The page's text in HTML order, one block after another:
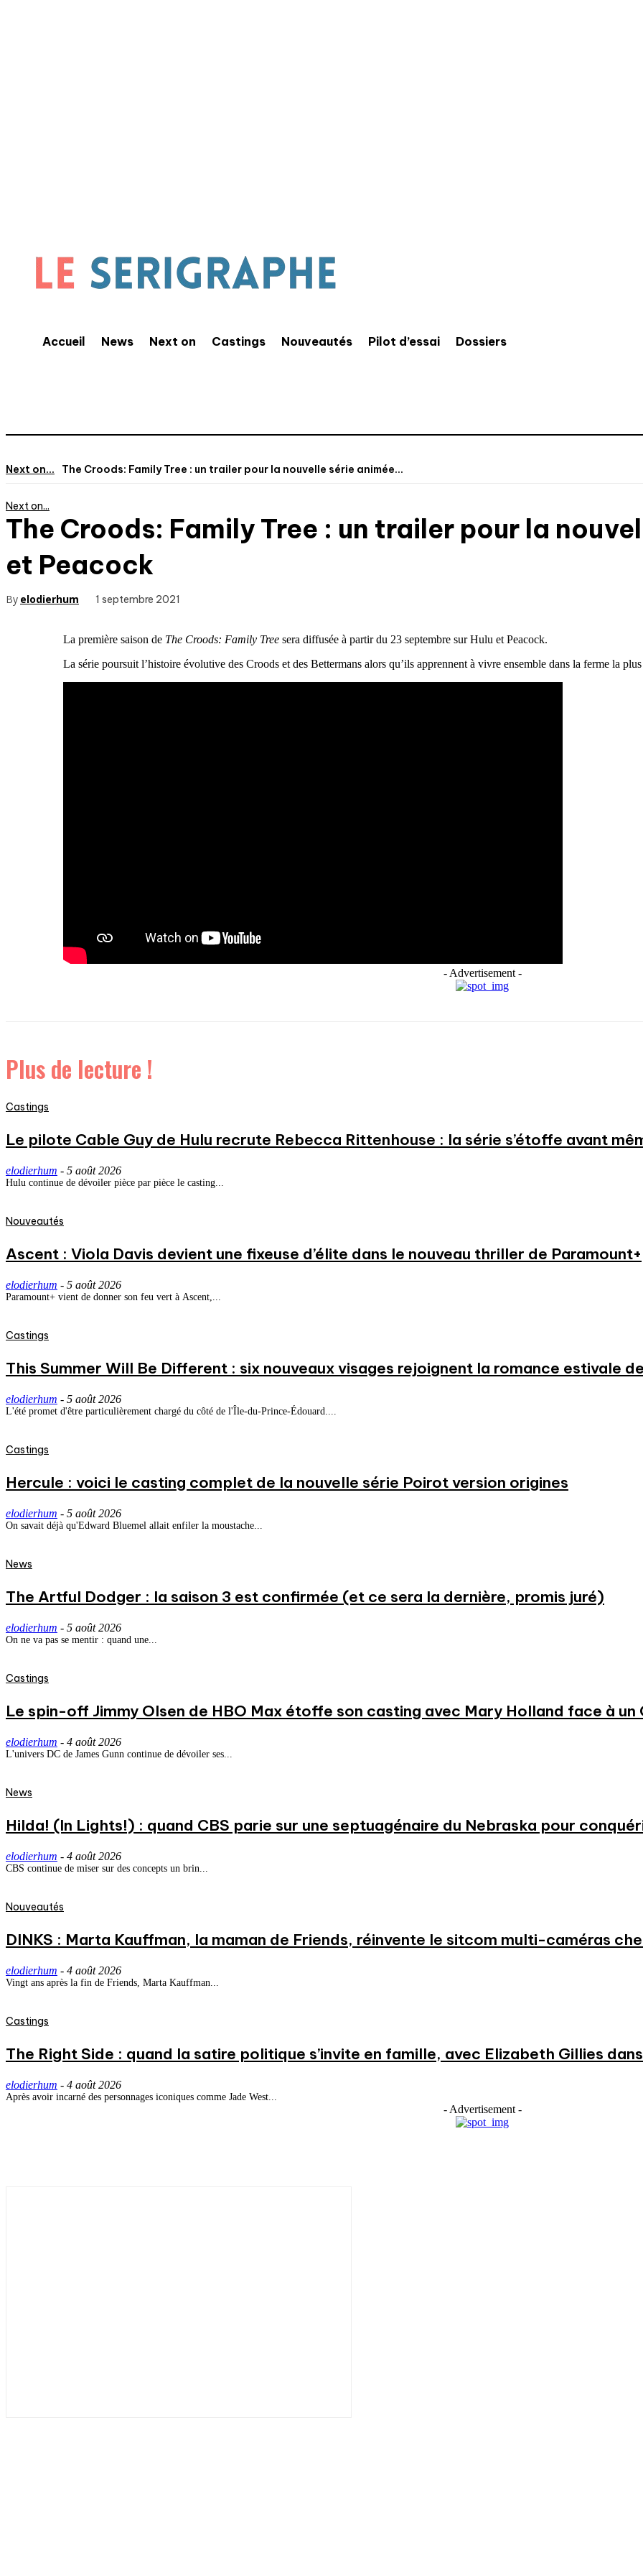
Accueil News Next on Castings Nouveautés Pilot d’essai Dossiers
Next on... The Croods: Family Tree : un trailer pour la nouvelle série animée...
Next on...
The Croods: Family Tree : un trailer pour la
et Peacock
By elodierhum 1 septembre 2021
La première saison de The Croods: Family Tree sera diffusée à partir du 23 septembre sur Hulu et Peacock.
La série poursuit l’histoire évolutive des Croods et des Bettermans alors qu’ils apprennent à vivre ensemble dans la ferme la
- Advertisement -
Plus de lecture !
Castings
Le pilote Cable Guy de Hulu recrute Rebecca Rittenhouse : la série s’étoffe avant
elodierhum - 5 août 2026
Hulu continue de dévoiler pièce par pièce le casting...
Nouveautés
Ascent : Viola Davis devient une fixeuse d’élite dans le nouveau thriller de Paramount+
elodierhum - 5 août 2026
Paramount+ vient de donner son feu vert à Ascent,...
Castings
This Summer Will Be Different : six nouveaux visages rejoignent la romance estivale
elodierhum - 5 août 2026
L'été promet d'être particulièrement chargé du côté de l'Île-du-Prince-Édouard....
Castings
Hercule : voici le casting complet de la nouvelle série Poirot version origines
elodierhum - 5 août 2026
On savait déjà qu'Edward Bluemel allait enfiler la moustache...
News
The Artful Dodger : la saison 3 est confirmée (et ce sera la dernière, promis juré)
elodierhum - 5 août 2026
On ne va pas se mentir : quand une...
Castings
Le spin-off Jimmy Olsen de HBO Max étoffe son casting avec Mary Holland face à
elodierhum - 4 août 2026
L'univers DC de James Gunn continue de dévoiler ses...
News
Hilda! (In Lights!) : quand CBS parie sur une septuagénaire du Nebraska pour
elodierhum - 4 août 2026
CBS continue de miser sur des concepts un brin...
Nouveautés
DINKS : Marta Kauffman, la maman de Friends, réinvente le sitcom multi-caméras
elodierhum - 4 août 2026
Vingt ans après la fin de Friends, Marta Kauffman...
Castings
The Right Side : quand la satire politique s’invite en famille, avec Elizabeth Gillies
elodierhum - 4 août 2026
Après avoir incarné des personnages iconiques comme Jade West...
- Advertisement -